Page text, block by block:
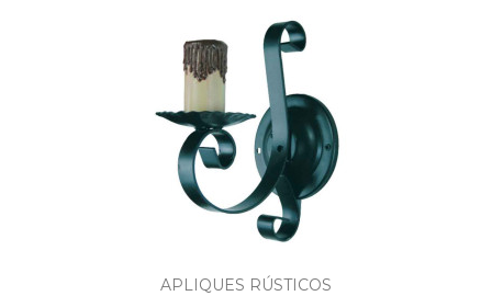
APLIQUES RÚSTICOS